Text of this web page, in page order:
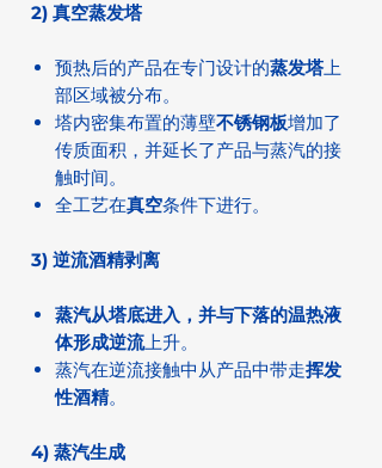
2) 真空蒸发塔
预热后的产品在专门设计的蒸发塔上
部区域被分布。
塔内密集布置的薄壁不锈钢板增加了
传质面积，并延长了产品与蒸汽的接
触时间。
全工艺在真空条件下进行。
3) 逆流酒精剥离
蒸汽从塔底进入，并与下落的温热液
体形成逆流上升。
蒸汽在逆流接触中从产品中带走挥发
性酒精。
4) 蒸汽生成